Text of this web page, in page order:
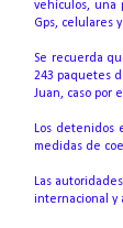
vehículos, una
Gps, celulares
Se recuerda
243 paquetes
Juan, caso por
Los detenidos
medidas de
Las
internacional y